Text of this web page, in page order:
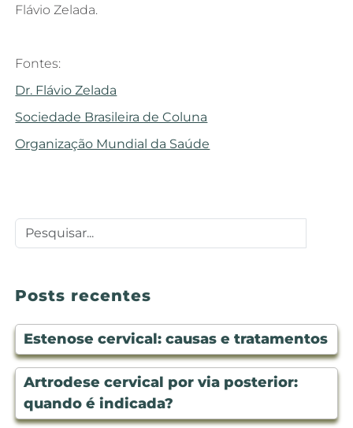
Flávio Zelada.
Fontes:
Dr. Flávio Zelada
Sociedade Brasileira de Coluna
Organização Mundial da Saúde
Posts recentes
Estenose cervical: causas e tratamentos
Artrodese cervical por via posterior:
quando é indicada?